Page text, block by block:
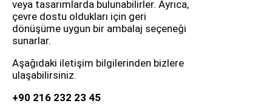
veya tasarımlarda bulunabilirler. Ayrıca,
çevre dostu oldukları için geri
dönüşüme uygun bir ambalaj seçeneği
sunarlar.
Aşağıdaki iletişim bilgilerinden bizlere
ulaşabilirsiniz.
+90 216 232 23 45